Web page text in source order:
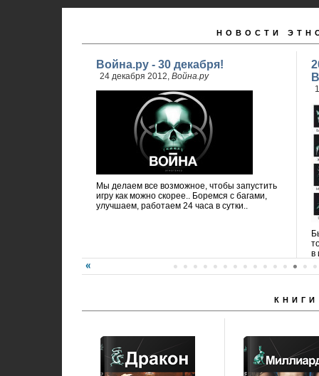
НОВОСТИ
Война.ру - 30 декабря!
24 декабря 2012, Война.ру
Мы делаем все возможное, чтобы запустить
игру как можно скорее.. Боремся с багами,
улучшаем, работаем 24 часа в сутки..
в
КНИГИ